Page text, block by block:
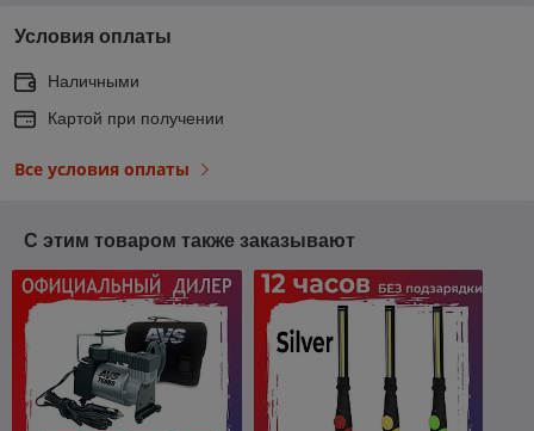
Условия оплаты
Наличными
Картой при получении
Все условия оплаты
С этим товаром также заказывают